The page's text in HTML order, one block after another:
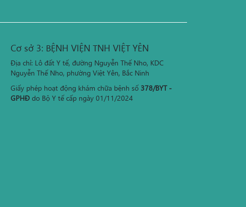
Cơ sở 3: BỆNH VIỆN TNH VIỆT YÊN
Địa chỉ: Lô đất Y tế, đường Nguyễn Thế Nho, KDC
Nguyễn Thế Nho, phường Việt Yên, Bắc Ninh
Giấy phép hoạt động khám chữa bệnh số 378/BYT -
GPHĐ do Bộ Y tế cấp ngày 01/11/2024